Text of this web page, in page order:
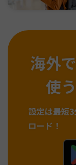
海外
使
設定は最短3
ロード！